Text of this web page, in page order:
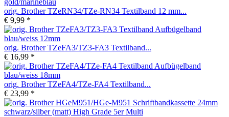
orig. Brother TZeRN34/TZe-RN34 Textilband 12 mm...
€ 9,99 *
orig. Brother TZeFA3/TZ3-FA3 Textilband...
€ 16,99 *
orig. Brother TZeFA4/TZe-FA4 Textilband...
€ 23,99 *